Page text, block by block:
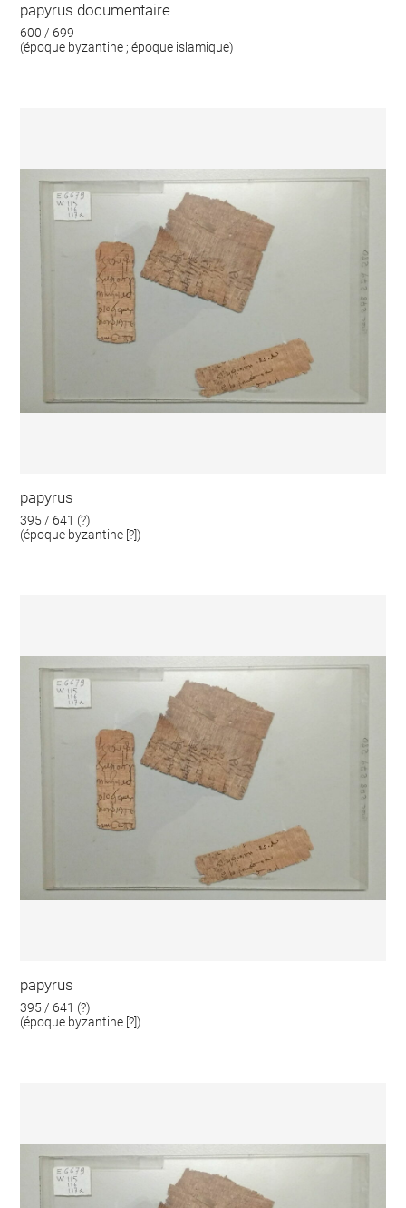
papyrus documentaire
600 / 699
(époque byzantine ; époque islamique)
papyrus
395 / 641 (?)
(époque byzantine [?])
papyrus
395 / 641 (?)
(époque byzantine [?])